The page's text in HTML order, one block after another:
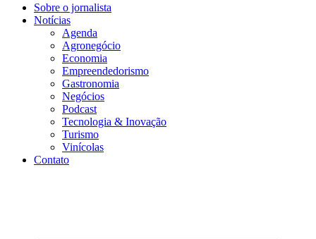
Sobre o jornalista
Notícias
Agenda
Agronegócio
Economia
Empreendedorismo
Gastronomia
Negócios
Podcast
Tecnologia & Inovação
Turismo
Vinícolas
Contato